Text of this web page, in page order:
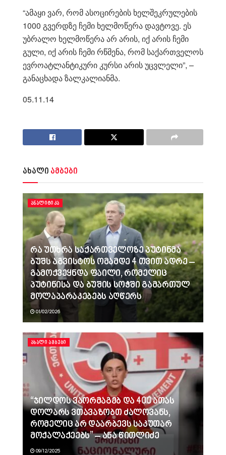
“ამაყი ვარ, რომ ასოცირების ხელშეკრულების
1000 გვერდზე ჩემი ხელმოწერა დავტოვე. ეს
უბრალო ხელმოწერა არ არის, იქ არის ჩემი
გული, იქ არის ჩემი რწმენა, რომ საქართველოს
ევროატლანტიკური კურსი არის უცვლელი”, –
განაცხადა ზალკალიანმა.
05.11.14
ახალი ამბები
ᲐᲜᲐᲚᲘᲢᲘᲙᲐ
რა უთხრა საქართველოზე პუტინმა
ბუშს აგვისტოს ომამდე 4 თვით ადრე –
გამოქვეყნდა ფაილი, რომელიც
პუტინისა და ბუშის სოჭში გამართულ
მოლაპარაკებებს აღწერს
01/02/2026
ᲐᲮᲐᲚᲘ ᲐᲛᲑᲔᲑᲘ
“ჯილდოს ვაორმაგებ და 400 ათას
დოლარს ვთავაზობთ ძალოვანს,
რომელიც არ დაარბევს საკუთარ
მოქალაქეებს” – ანა წითლიძე
09/12/2025